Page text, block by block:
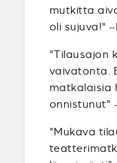
mutkitta
oli sujuva!"
"Tilausajon
vaivatonta.
matkalaisia
onnistunut"
"Mukava